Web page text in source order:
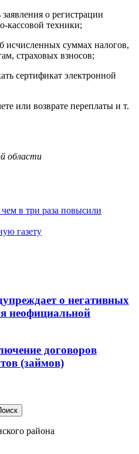
о регистрации
кассовой техники;
исчисленных суммах налогов,
страховых взносов;
сертификат электронной
или возврате переплаты и т.
области
в три раза повысили
газету
о негативных
неофициальной
договоров
(займов)